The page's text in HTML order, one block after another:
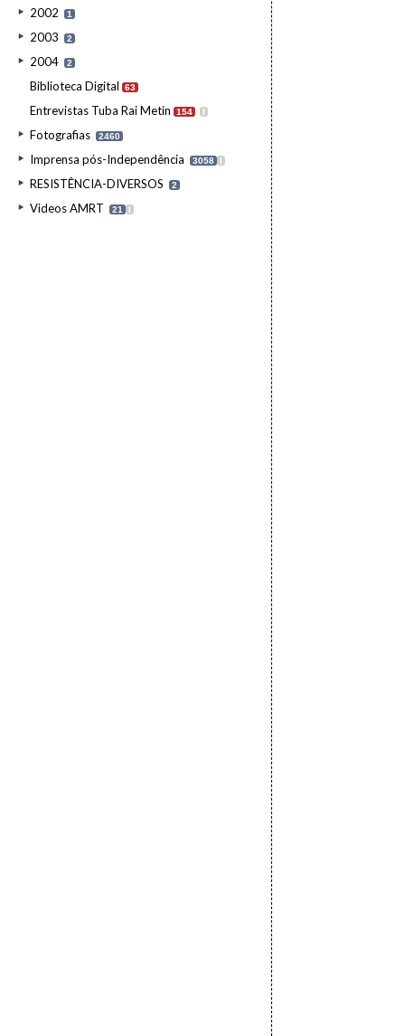
2002 1
2003 2
2004 2
Biblioteca Digital 63
Entrevistas Tuba Rai Metin 154 I
Fotografias 2460
Imprensa pós-Independência 3058 I
RESISTÊNCIA-DIVERSOS 2
Videos AMRT 21 I